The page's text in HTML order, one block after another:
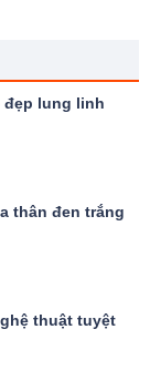
đẹp lung linh
thân đen trắng
thuật tuyệt